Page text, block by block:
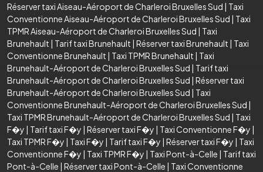
Réserver taxi Aiseau-Aéroport de Charleroi Bruxelles Sud | Taxi
Conventionne Aiseau-Aéroport de Charleroi Bruxelles Sud | Taxi
TPMR Aiseau-Aéroport de Charleroi Bruxelles Sud | Taxi
Brunehault | Tarif taxi Brunehault | Réserver taxi Brunehault | Taxi
Conventionne Brunehault | Taxi TPMR Brunehault | Taxi
Brunehault-Aéroport de Charleroi Bruxelles Sud | Tarif taxi
Brunehault-Aéroport de Charleroi Bruxelles Sud | Réserver taxi
Brunehault-Aéroport de Charleroi Bruxelles Sud | Taxi
Conventionne Brunehault-Aéroport de Charleroi Bruxelles Sud |
Taxi TPMR Brunehault-Aéroport de Charleroi Bruxelles Sud | Taxi
F�y | Tarif taxi F�y | Réserver taxi F�y | Taxi Conventionne F�y |
Taxi TPMR F�y | Taxi F�y | Tarif taxi F�y | Réserver taxi F�y | Taxi
Conventionne F�y | Taxi TPMR F�y | Taxi Pont-à-Celle | Tarif taxi
Pont-à-Celle | Réserver taxi Pont-à-Celle | Taxi Conventionne